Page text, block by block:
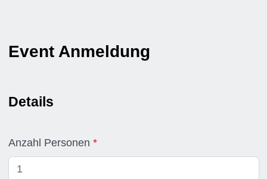
Event Anmeldung
Details
Anzahl Personen